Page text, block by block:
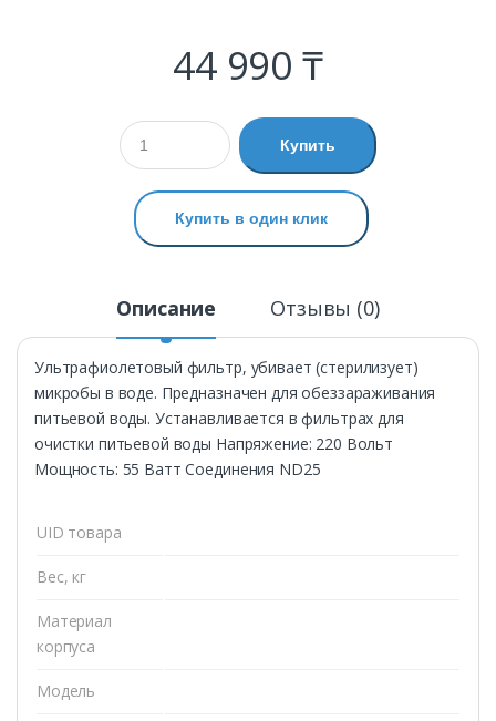
44 990 ₸
Купить
Купить в один клик
Описание Отзывы (0)
Ультрафиолетовый фильтр, убивает (стерилизует)
микробы в воде. Предназначен для обеззараживания
питьевой воды. Устанавливается в фильтрах для
очистки питьевой воды Напряжение: 220 Вольт
Мощность: 55 Ватт Соединения ND25
UID товара
Вес, кг
Материал
корпуса
Модель